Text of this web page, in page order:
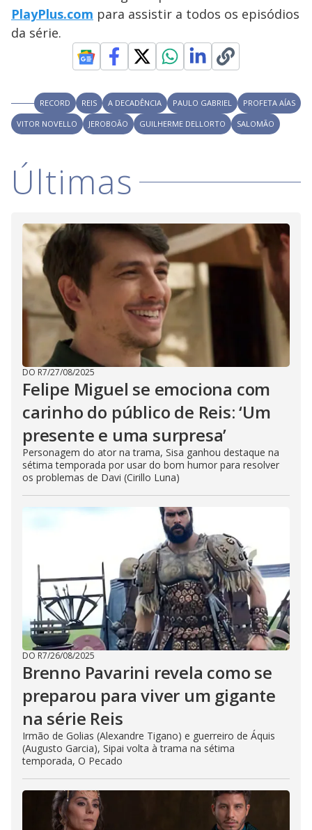
PlayPlus.com para assistir a todos os episódios
da série.
RECORD REIS A DECADÊNCIA PAULO GABRIEL
PROFETA AÍAS
VITOR NOVELLO
JEROBOÃO GUILHERME DELLORTO SALOMÃO
Últimas
DO R7/27/08/2025
Felipe Miguel se emociona com
carinho do público de Reis: ‘Um
presente e uma surpresa’
Personagem do ator na trama, Sisa ganhou destaque na
sétima temporada por usar do bom humor para resolver
os problemas de Davi (Cirillo Luna)
DO R7/26/08/2025
Brenno Pavarini revela como se
preparou para viver um gigante
na série Reis
Irmão de Golias (Alexandre Tigano) e guerreiro de Áquis
(Augusto Garcia), Sipai volta à trama na sétima
temporada, O Pecado